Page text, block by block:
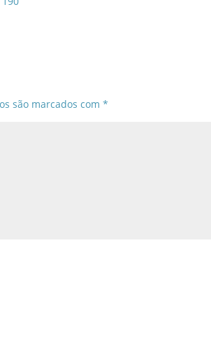
são marcados com*